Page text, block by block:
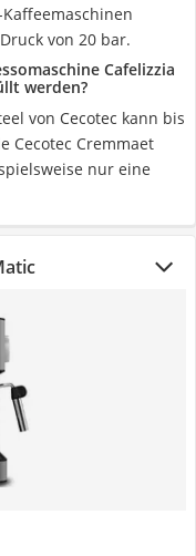
von 20 bar.
Cafelizzia
werden?
von Cecotec kann bis
Cecotec Cremmaet
nur eine